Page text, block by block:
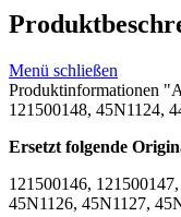
Menü schließen
Produktinformationen
121500148, 45N1124,
Ersetzt folgende
121500146,
45N1126, 45N1127,